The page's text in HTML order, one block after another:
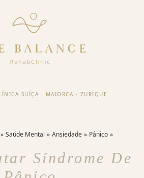
SUÍÇA · MAIORCA · ZURIQUE
Saúde Mental Ansiedade Pânico
Síndrome De